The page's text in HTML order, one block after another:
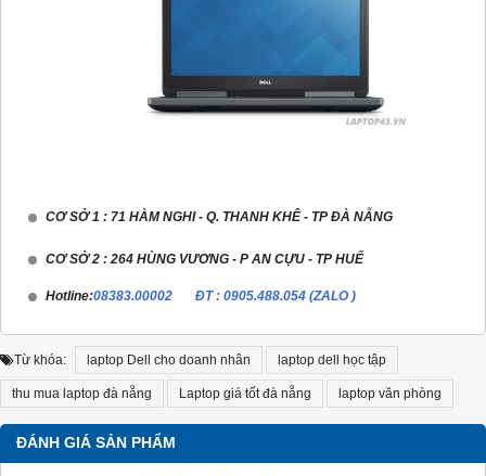
CƠ SỞ 1 : 71 HÀM NGHI - Q. THANH KHÊ - TP ĐÀ NẴNG
CƠ SỞ 2 : 264 HÙNG VƯƠNG - P AN CỰU - TP HUẾ
Hotline:08383.00002 ĐT : 0905.488.054 (ZALO )
Từ khóa: laptop Dell cho doanh nhân laptop dell học tập
thu mua laptop đà nẵng Laptop giá tốt đà nẵng laptop văn phòng
ĐÁNH GIÁ SẢN PHẨM